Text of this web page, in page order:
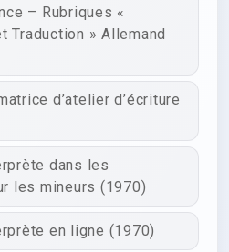
– Rubriques «
Traduction » Allemand
d’atelier d’écriture
dans les
les mineurs (1970)
en ligne (1970)